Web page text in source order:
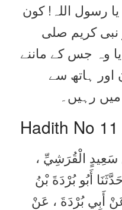
رسول اللہ! کون
کریم صلی
وہ جس کے ماننے
اور ہاتھ سے
رہیں۔
Hadith No
سَعِيدٍ الْقُرَشِيِّ ،
أَبُو بُرْدَةَ بْنُ
أَبِي بُرْدَةَ ، عَنْ